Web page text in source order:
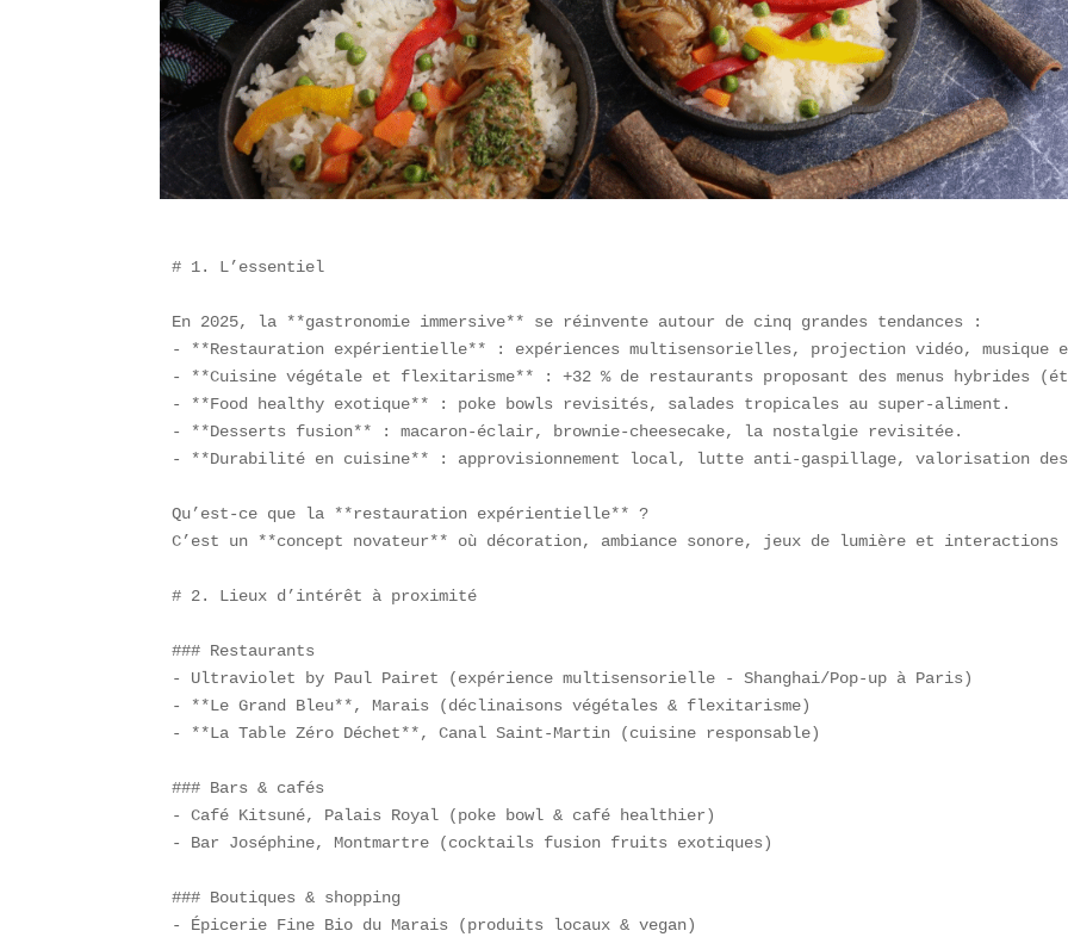
# 1. L’essentiel
En 2025, la **gastronomie immersive** se réinvente autour de cinq grandes tendances :
- **Restauration expérientielle** : expériences multisensorielles, projection vidéo,
- **Cuisine végétale et flexitarisme** : +32 % de restaurants proposant des menus hybrides
- **Food healthy exotique** : poke bowls revisités, salades tropicales au super-aliment.
- **Desserts fusion** : macaron-éclair, brownie-cheesecake, la nostalgie revisitée.
- **Durabilité en cuisine** : approvisionnement local, lutte anti-gaspillage, valorisation
Qu’est-ce que la **restauration expérientielle** ?
C’est un **concept novateur** où décoration, ambiance sonore, jeux de lumière et
# 2. Lieux d’intérêt à proximité
### Restaurants
- Ultraviolet by Paul Pairet (expérience multisensorielle - Shanghai/Pop-up à Paris)
- **Le Grand Bleu**, Marais (déclinaisons végétales & flexitarisme)
- **La Table Zéro Déchet**, Canal Saint-Martin (cuisine responsable)
### Bars & cafés
- Café Kitsuné, Palais Royal (poke bowl & café healthier)
- Bar Joséphine, Montmartre (cocktails fusion fruits exotiques)
### Boutiques & shopping
- Épicerie Fine Bio du Marais (produits locaux & vegan)